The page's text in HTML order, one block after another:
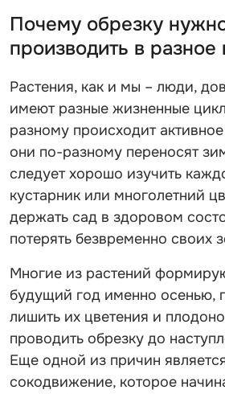
Почему обрезку
производить в разное
Растения, как и мы – люди,
имеют разные жизненные
разному происходит
они по-разному переносят
следует хорошо изучить
кустарник или многолетний
держать сад в здоровом
потерять безвременно своих
Многие из растений
будущий год именно осенью,
лишить их цветения и
проводить обрезку до
Еще одной из причин
сокодвижение, которое